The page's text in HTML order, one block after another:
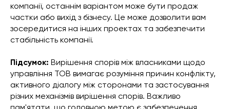
компанії, останнім варіантом може бути продаж
частки або вихід з бізнесу. Це може дозволити вам
зосередитися на інших проектах та забезпечити
стабільність компанії.
Підсумок: Вирішення спорів між власниками щодо
управління ТОВ вимагає розуміння причин конфлікту,
активного діалогу між сторонами та застосування
різних механізмів вирішення спорів. Важливо